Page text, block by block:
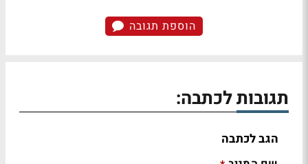
הוספת תגובה
תגובות לכתבה:
הגב לכתבה